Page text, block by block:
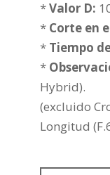
*Valor D:
* Corte en
* Tiempo
*
Hybrid).
(excluido
Longitud